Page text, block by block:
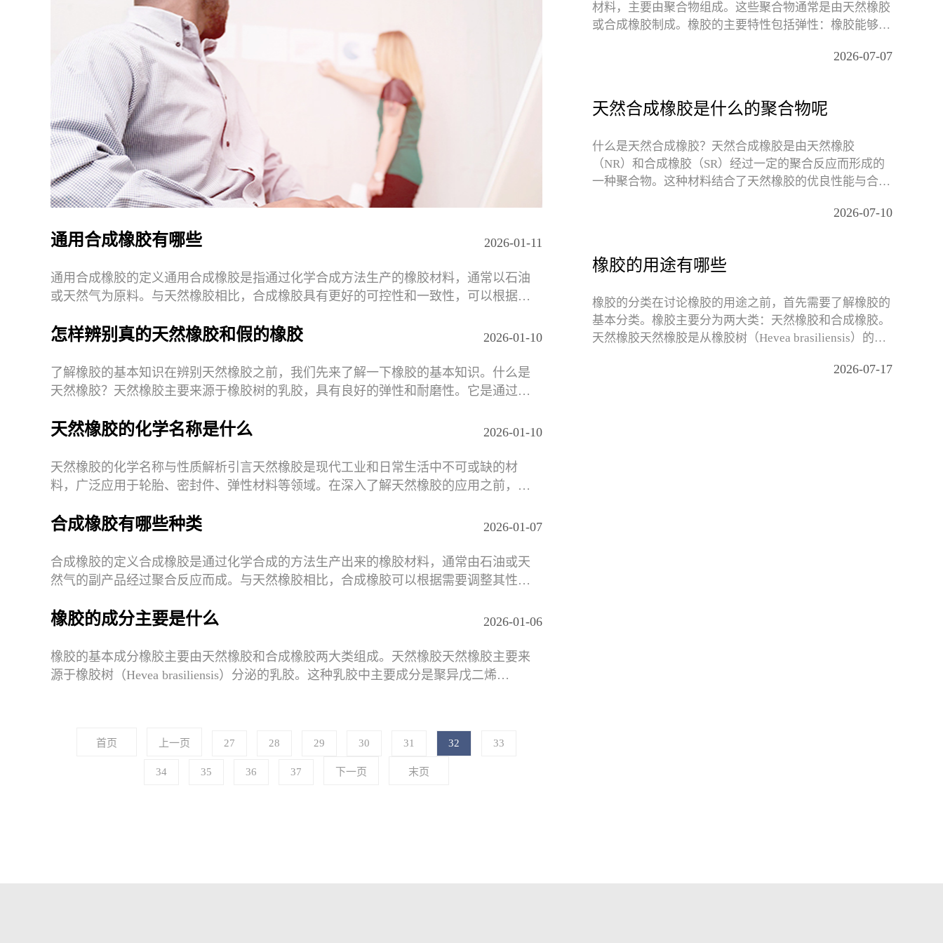
通用合成橡胶有哪些 2026-01-11
通用合成橡胶的定义通用合成橡胶是指通过化学合成方法生产的橡胶材料，通常以石油
或天然气为原料。与天然橡胶相比，合成橡胶具有更好的可控性和一致性，可以根据需
怎样辨别真的天然橡胶和假的橡胶 2026-01-10
了解橡胶的基本知识在辨别天然橡胶之前，我们先来了解一下橡胶的基本知识。什么是
天然橡胶？天然橡胶主要来源于橡胶树的乳胶，具有良好的弹性和耐磨性。它是通过凝
天然橡胶的化学名称是什么 2026-01-10
天然橡胶的化学名称与性质解析引言天然橡胶是现代工业和日常生活中不可或缺的材
料，广泛应用于轮胎、密封件、弹性材料等领域。在深入了解天然橡胶的应用之前，我
合成橡胶有哪些种类 2026-01-07
合成橡胶的定义合成橡胶是通过化学合成的方法生产出来的橡胶材料，通常由石油或天
然气的副产品经过聚合反应而成。与天然橡胶相比，合成橡胶可以根据需要调整其性
橡胶的成分主要是什么 2026-01-06
橡胶的基本成分橡胶主要由天然橡胶和合成橡胶两大类组成。天然橡胶天然橡胶主要来
源于橡胶树（Hevea brasiliensis）分泌的乳胶。这种乳胶中主要成分是聚异戊二烯
首页 上一页 27 28 29 30 31 32 33
34 35 36 37 下一页 末页
材料，主要由聚合物组成。这些聚合物通常是由天然橡胶
或合成橡胶制成。橡胶的主要特性包括弹性：橡胶能够在
2026-07-07
天然合成橡胶是什么的聚合物呢
什么是天然合成橡胶？天然合成橡胶是由天然橡胶
（NR）和合成橡胶（SR）经过一定的聚合反应而形成的
一种聚合物。这种材料结合了天然橡胶的优良性能与合成
2026-07-10
橡胶的用途有哪些
橡胶的分类在讨论橡胶的用途之前，首先需要了解橡胶的
基本分类。橡胶主要分为两大类：天然橡胶和合成橡胶。
天然橡胶天然橡胶是从橡胶树（Hevea brasiliensis）的乳
2026-07-17